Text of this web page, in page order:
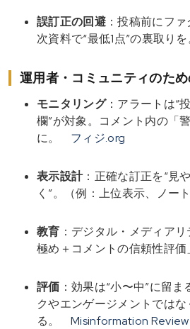
誤訂正の回避：投稿前にフ
次資料で“最低1点”の裏取りを
運用者・コミュニティのた
モニタリング：アラートは“
欄”が対象。コメント内の「
に。
フィジ.org
表示設計：正確な訂正を“見
く”。（例：上位表示、ノー
教育 ：デジタル・メディア
極め＋コメントの信頼性評価
評価 ：効果は“小〜中”に留
クやエンゲージメントではな
る。
Misinformation Review